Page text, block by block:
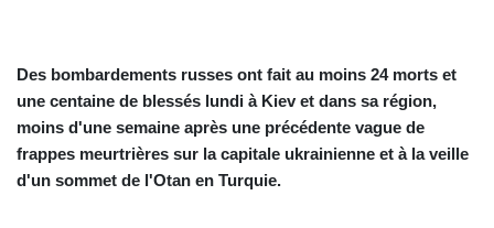
Des bombardements russes ont fait au moins 24 morts et
une centaine de blessés lundi à Kiev et dans sa région,
moins d'une semaine après une précédente vague de
frappes meurtrières sur la capitale ukrainienne et à la veille
d'un sommet de l'Otan en Turquie.